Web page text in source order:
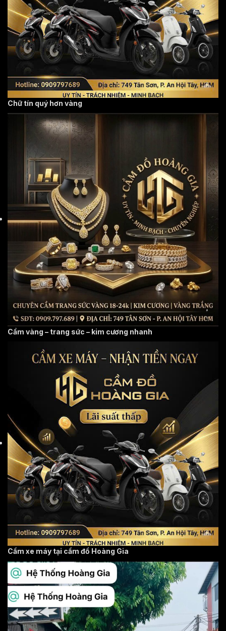
Chữ tín quý hơn vàng
Cầm vàng – trang sức – kim cương nhanh
Cầm xe máy tại cầm đồ Hoàng Gia